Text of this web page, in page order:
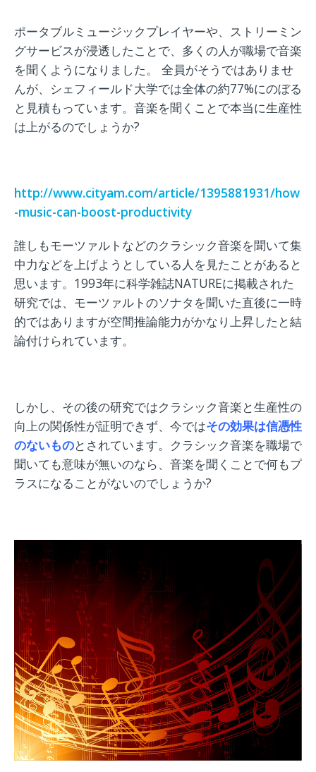
ポータブルミュージックプレイヤーや、ストリーミン
グサービスが浸透したことで、多くの人が職場で音楽
を聞くようになりました。 全員がそうではありませ
んが、シェフィールド大学では全体の約77%にのぼる
と見積もっています。音楽を聞くことで本当に生産性
は上がるのでしょうか?
http://www.cityam.com/article/1395881931/how
-music-can-boost-productivity
誰しもモーツァルトなどのクラシック音楽を聞いて集
中力などを上げようとしている人を見たことがあると
思います。1993年に科学雑誌NATUREに掲載された
研究では、モーツァルトのソナタを聞いた直後に一時
的ではありますが空間推論能力がかなり上昇したと結
論付けられています。
しかし、その後の研究ではクラシック音楽と生産性の
向上の関係性が証明できず、今ではその効果は信憑性
のないものとされています。クラシック音楽を職場で
聞いても意味が無いのなら、音楽を聞くことで何もプ
ラスになることがないのでしょうか?